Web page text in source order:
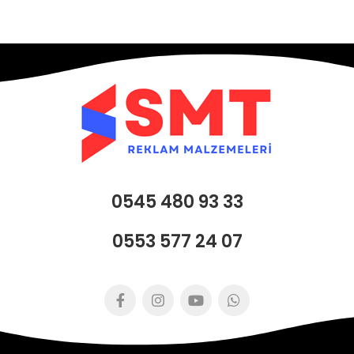
0545 480 93 33
0553 577 24 07